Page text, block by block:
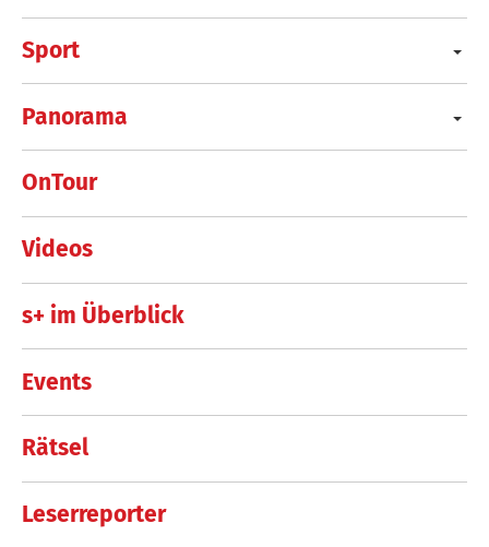
Sport
Panorama
OnTour
Videos
s+ im Überblick
Events
Rätsel
Leserreporter